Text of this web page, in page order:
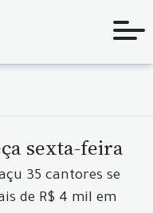
sexta-feira
35 cantores se
de R$ 4 mil em